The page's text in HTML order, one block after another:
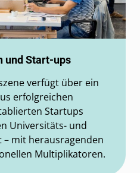
und Start-ups
verfügt über ein
erfolgreichen
Startups
Universitäts- und
– mit herausragenden
Multiplikatoren.